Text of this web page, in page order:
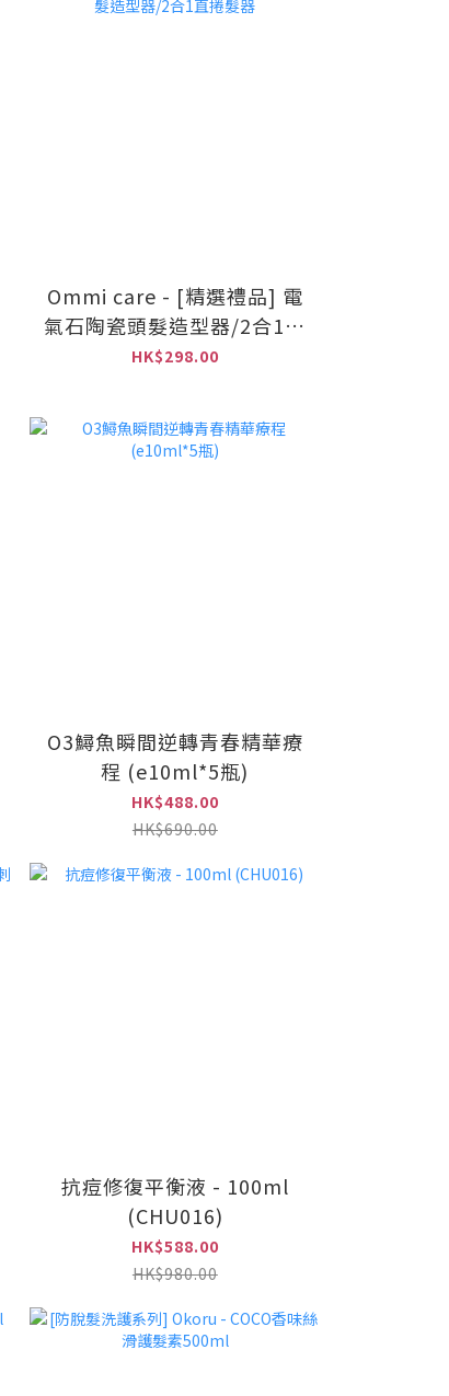
Ommi care - [精選禮品] 電
氣石陶瓷頭髮造型器/2合1直
捲髮器
HK$298.00
O3鱘魚瞬間逆轉青春精華療
程 (e10ml*5瓶)
HK$488.00
HK$690.00
抗痘修復平衡液 - 100ml
(CHU016)
HK$588.00
HK$980.00